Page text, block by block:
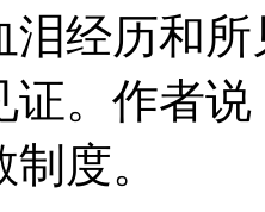
泪经历和
证。作者
度。